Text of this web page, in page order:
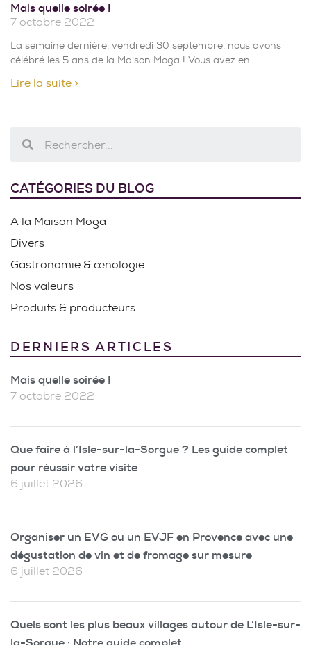
Mais quelle soirée !
7 octobre 2022
La semaine dernière, vendredi 30 septembre, nous avons
célébré les 5 ans de la Maison Moga ! Vous avez en
Lire la suite >
CATÉGORIES DU BLOG
A la Maison Moga
Divers
Gastronomie & œnologie
Nos valeurs
Produits & producteurs
DERNIERS ARTICLES
Mais quelle soirée !
7 octobre 2022
Que faire à l’Isle-sur-la-Sorgue ? Les guide complet
pour réussir votre visite
6 juillet 2026
Organiser un EVG ou un EVJF en Provence avec une
dégustation de vin et de fromage sur mesure
6 juillet 2026
Quels sont les plus beaux villages autour de L’Isle-sur-